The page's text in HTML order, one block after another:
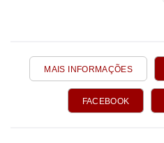
MAIS INFORMAÇÕES
FACEBOOK